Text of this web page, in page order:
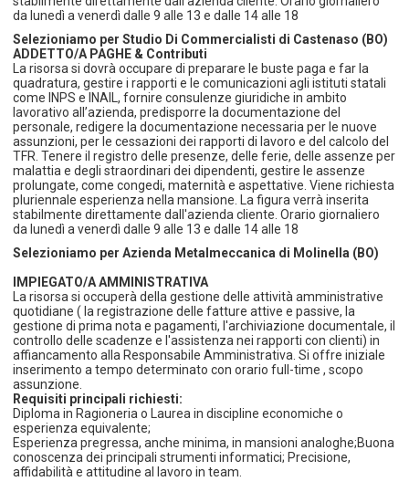
da lunedì a venerdì dalle 9 alle 13 e dalle 14 alle 18
Selezioniamo per Studio Di Commercialisti di Castenaso (BO)
ADDETTO/A PAGHE & Contributi
La risorsa si dovrà occupare di preparare le buste paga e far la
quadratura, gestire i rapporti e le comunicazioni agli istituti statali
come INPS e INAIL, fornire consulenze giuridiche in ambito
lavorativo all’azienda, predisporre la documentazione del
personale, redigere la documentazione necessaria per le nuove
assunzioni, per le cessazioni dei rapporti di lavoro e del calcolo del
TFR. Tenere il registro delle presenze, delle ferie, delle assenze per
malattia e degli straordinari dei dipendenti, gestire le assenze
prolungate, come congedi, maternità e aspettative. Viene richiesta
pluriennale esperienza nella mansione. La figura verrà inserita
stabilmente direttamente dall'azienda cliente. Orario giornaliero
da lunedì a venerdì dalle 9 alle 13 e dalle 14 alle 18
Selezioniamo per Azienda Metalmeccanica di Molinella (BO)
IMPIEGATO/A AMMINISTRATIVA
La risorsa si occuperà della gestione delle attività amministrative
quotidiane ( la registrazione delle fatture attive e passive, la
gestione di prima nota e pagamenti, l'archiviazione documentale, il
controllo delle scadenze e l'assistenza nei rapporti con clienti) in
affiancamento alla Responsabile Amministrativa. Si offre iniziale
inserimento a tempo determinato con orario full-time , scopo
assunzione.
Requisiti principali richiesti:
Diploma in Ragioneria o Laurea in discipline economiche o
esperienza equivalente;
Esperienza pregressa, anche minima, in mansioni analoghe;Buona
conoscenza dei principali strumenti informatici; Precisione,
affidabilità e attitudine al lavoro in team.